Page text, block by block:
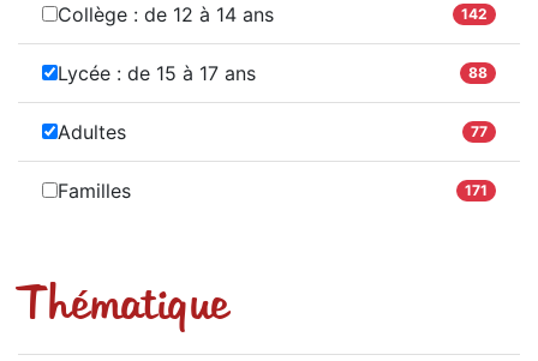
Collège : de 12 à 14 ans 142
Lycée : de 15 à 17 ans 88
Adultes 77
Familles 171
Thématique